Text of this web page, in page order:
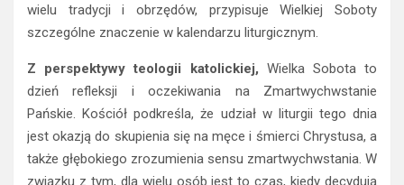
wielu tradycji i obrzędów, przypisuje Wielkiej Soboty
szczególne znaczenie w kalendarzu liturgicznym.
Z perspektywy teologii katolickiej, Wielka Sobota to
dzień refleksji i oczekiwania na Zmartwychwstanie
Pańskie. Kościół podkreśla, że udział w liturgii tego dnia
jest okazją do skupienia się na męce i śmierci Chrystusa, a
także głębokiego zrozumienia sensu zmartwychwstania. W
związku z tym, dla wielu osób jest to czas, kiedy decydują